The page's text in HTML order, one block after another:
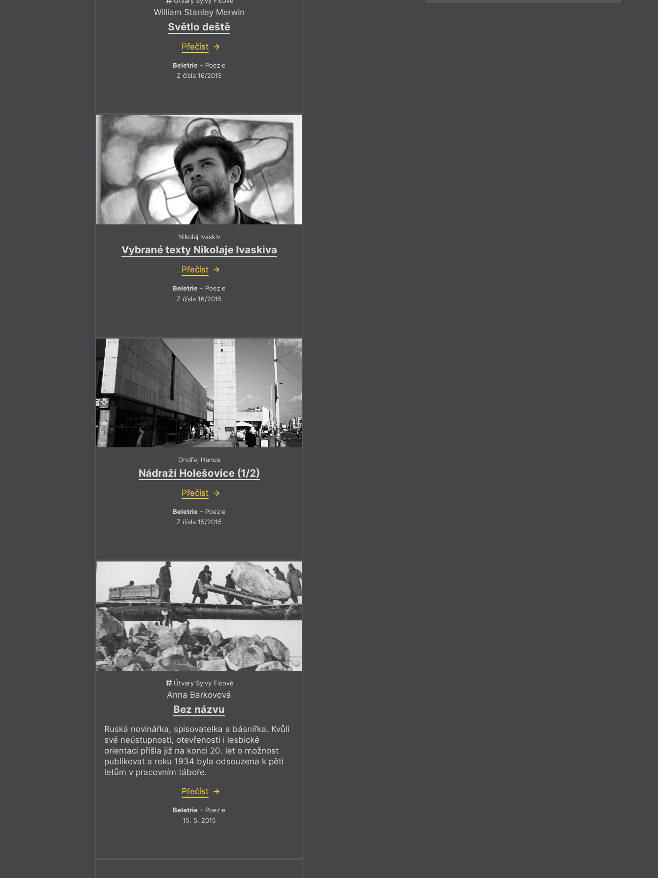
William Stanley Merwin
Světlo deště
Přečíst
Beletrie– Poezie
Z čísla 16/2015
Nikolaj Ivaskiv
Vybrané texty Nikolaje Ivaskiva
Přečíst
Beletrie– Poezie
Z čísla 16/2015
Ondřej Hanus
Nádraží Holešovice (1/2)
Přečíst
Beletrie– Poezie
Z čísla 15/2015
Útvary Sylvy Ficové
Anna Barkovová
Bez názvu
Ruská novinářka, spisovatelka a básnířka. Kvůli
své neústupnosti, otevřenosti i lesbické
orientaci přišla již na konci 20. let o možnost
publikovat a roku 1934 byla odsouzena k pěti
letům v pracovním táboře.
Přečíst
Beletrie– Poezie
15. 5. 2015